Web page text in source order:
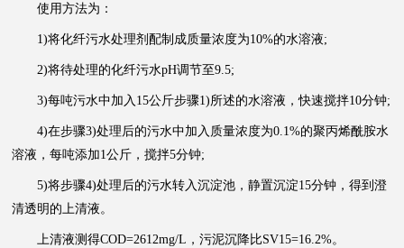
使用方法为：
1)将化纤污水处理剂配制成质量浓度为10%的水溶液;
2)将待处理的化纤污水pH调节至9.5;
3)每吨污水中加入15公斤步骤1)所述的水溶液，快速搅拌10分钟;
4)在步骤3)处理后的污水中加入质量浓度为0.1%的聚丙烯酰胺水
溶液，每吨添加1公斤，搅拌5分钟;
5)将步骤4)处理后的污水转入沉淀池，静置沉淀15分钟，得到澄
清透明的上清液。
上清液测得COD=2612mg/L，污泥沉降比SV15=16.2%。